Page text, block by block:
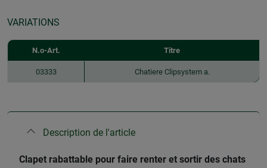
VARIATIONS
N.o-Art. Titre
03333 Chatiere Clipsystem a.
Description de l'article
Clapet rabattable pour faire renter et sortir des chats